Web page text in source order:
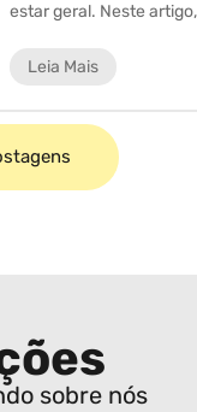
estar geral. Neste
Leia Mais
sobre nós